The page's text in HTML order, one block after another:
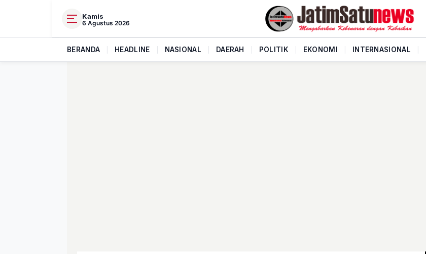
Kamis
6 Agustus 2026
BERANDA HEADLINE NASIONAL DAERAH POLITIK EKONOMI INTERNASIONAL